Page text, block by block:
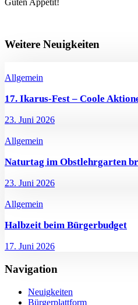
Weitere Neuigkeiten
Allgemein
17. Ikarus-Fest – Coole
23. Juni 2026
Allgemein
Naturtag im Obstlehrgarten
23. Juni 2026
Allgemein
Halbzeit beim Bürgerbudget
17. Juni 2026
Navigation
Neuigkeiten
Bürgerplattform